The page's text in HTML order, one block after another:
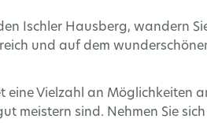
Ischler Hausberg, wandern
und auf dem
eine Vielzahl an Möglichkeiten
meistern sind. Nehmen Sie